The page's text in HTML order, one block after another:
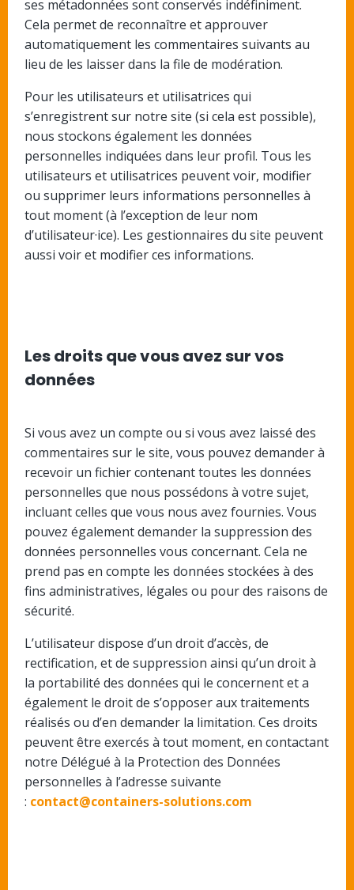
ses métadonnées sont conservés indéfiniment.
Cela permet de reconnaître et approuver
automatiquement les commentaires suivants au
lieu de les laisser dans la file de modération.
Pour les utilisateurs et utilisatrices qui
s’enregistrent sur notre site (si cela est possible),
nous stockons également les données
personnelles indiquées dans leur profil. Tous les
utilisateurs et utilisatrices peuvent voir, modifier
ou supprimer leurs informations personnelles à
tout moment (à l’exception de leur nom
d’utilisateur·ice). Les gestionnaires du site peuvent
aussi voir et modifier ces informations.
Les droits que vous avez sur vos
données
Si vous avez un compte ou si vous avez laissé des
commentaires sur le site, vous pouvez demander à
recevoir un fichier contenant toutes les données
personnelles que nous possédons à votre sujet,
incluant celles que vous nous avez fournies. Vous
pouvez également demander la suppression des
données personnelles vous concernant. Cela ne
prend pas en compte les données stockées à des
fins administratives, légales ou pour des raisons de
sécurité.
L’utilisateur dispose d’un droit d’accès, de
rectification, et de suppression ainsi qu’un droit à
la portabilité des données qui le concernent et a
également le droit de s’opposer aux traitements
réalisés ou d’en demander la limitation. Ces droits
peuvent être exercés à tout moment, en contactant
notre Délégué à la Protection des Données
personnelles à l’adresse suivante
: contact@containers-solutions.com